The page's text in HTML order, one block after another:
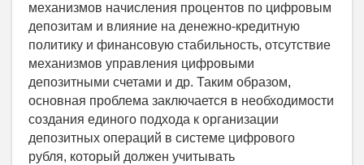
механизмов начисления процентов по цифровым
депозитам и влияние на денежно-кредитную
политику и финансовую стабильность, отсутствие
механизмов управления цифровыми
депозитными счетами и др. Таким образом,
основная проблема заключается в необходимости
создания единого подхода к организации
депозитных операций в системе цифрового
рубля, который должен учитывать